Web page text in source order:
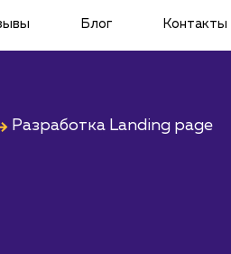
Блог Контакты
Разработка Landing page